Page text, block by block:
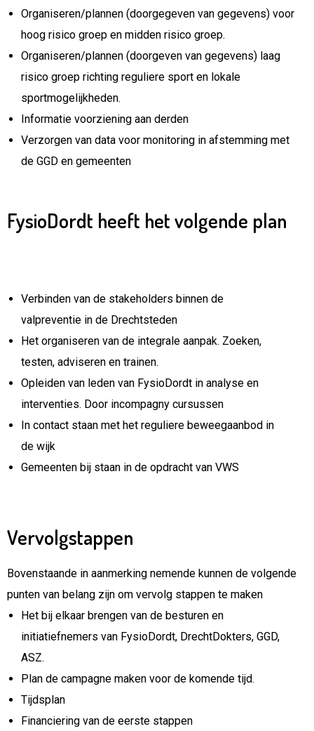
Organiseren/plannen (doorgegeven van gegevens) voor
hoog risico groep en midden risico groep.
Organiseren/plannen (doorgeven van gegevens) laag
risico groep richting reguliere sport en lokale
sportmogelijkheden.
Informatie voorziening aan derden
Verzorgen van data voor monitoring in afstemming met
de GGD en gemeenten
FysioDordt heeft het volgende plan
Verbinden van de stakeholders binnen de
valpreventie in de Drechtsteden
Het organiseren van de integrale aanpak. Zoeken,
testen, adviseren en trainen.
Opleiden van leden van FysioDordt in analyse en
interventies. Door incompagny cursussen
In contact staan met het reguliere beweegaanbod in
de wijk
Gemeenten bij staan in de opdracht van VWS
Vervolgstappen
Bovenstaande in aanmerking nemende kunnen de volgende
punten van belang zijn om vervolg stappen te maken
Het bij elkaar brengen van de besturen en
initiatiefnemers van FysioDordt, DrechtDokters, GGD,
ASZ.
Plan de campagne maken voor de komende tijd.
Tijdsplan
Financiering van de eerste stappen